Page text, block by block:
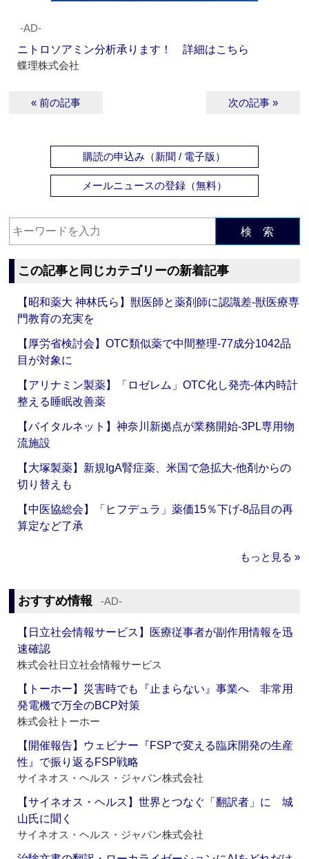
‐AD‐
ニトロソアミン分析承ります！ 詳細はこちら
蝶理株式会社
« 前の記事 次の記事 »
購読の申込み（新聞 / 電子版）
メールニュースの登録（無料）
検 索
この記事と同じカテゴリーの新着記事
【昭和薬大 神林氏ら】獣医師と薬剤師に認識差‐獣医療専
門教育の充実を
【厚労省検討会】OTC類似薬で中間整理‐77成分1042品
目が対象に
【アリナミン製薬】「ロゼレム」OTC化し発売‐体内時計
整える睡眠改善薬
【バイタルネット】神奈川新拠点が業務開始‐3PL専用物
流施設
【大塚製薬】新規IgA腎症薬、米国で急拡大‐他剤からの
切り替えも
【中医協総会】「ヒフデュラ」薬価15％下げ‐8品目の再
算定など了承
もっと見る »
おすすめ情報 ‐AD‐
【日立社会情報サービス】医療従事者が副作用情報を迅
速確認
株式会社日立社会情報サービス
【トーホー】災害時でも『止まらない』事業へ 非常用
発電機で万全のBCP対策
株式会社トーホー
【開催報告】ウェビナー『FSPで変える臨床開発の生産
性』で振り返るFSP戦略
サイネオス・ヘルス・ジャパン株式会社
【サイネオス・ヘルス】世界とつなぐ「翻訳者」に 城
山氏に聞く
サイネオス・ヘルス・ジャパン株式会社